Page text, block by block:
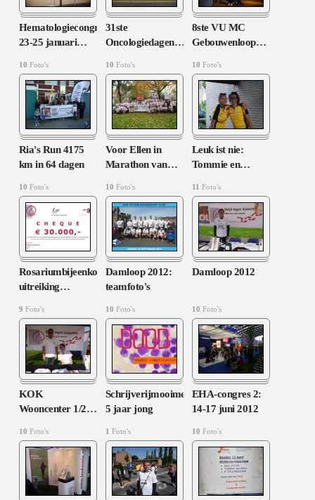
Hematologiecongres
23-25 januari…
10 Foto's
31ste
Oncologiedagen…
10 Foto's
8ste VU MC
Gebouwenloop…
10 Foto's
Ria's Run 4175
km in 64 dagen
10 Foto's
Voor Ellen in
Marathon van…
10 Foto's
Leuk ist nie:
Tommie en…
11 Foto's
Rosariumbijeenkomst:
uitreiking…
9 Foto's
Damloop 2012:
teamfoto's
10 Foto's
Damloop 2012
10 Foto's
KOK
Wooncenter 1/2…
10 Foto's
Schrijverijmooimens
5 jaar jong
1 Foto's
EHA-congres 2:
14-17 juni 2012
10 Foto's